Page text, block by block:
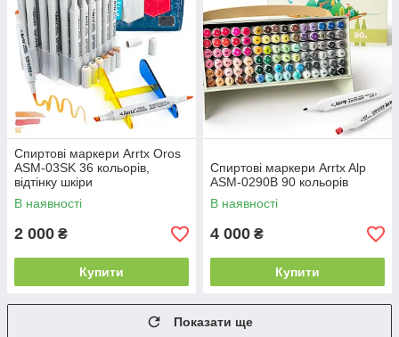
Спиртові маркери Arrtx Oros
ASM-03SK 36 кольорів,
відтінку шкіри
В наявності
2 000 ₴
Купити
Спиртові маркери Arrtx Alp
ASM-0290B 90 кольорів
В наявності
4 000 ₴
Купити
Показати ще